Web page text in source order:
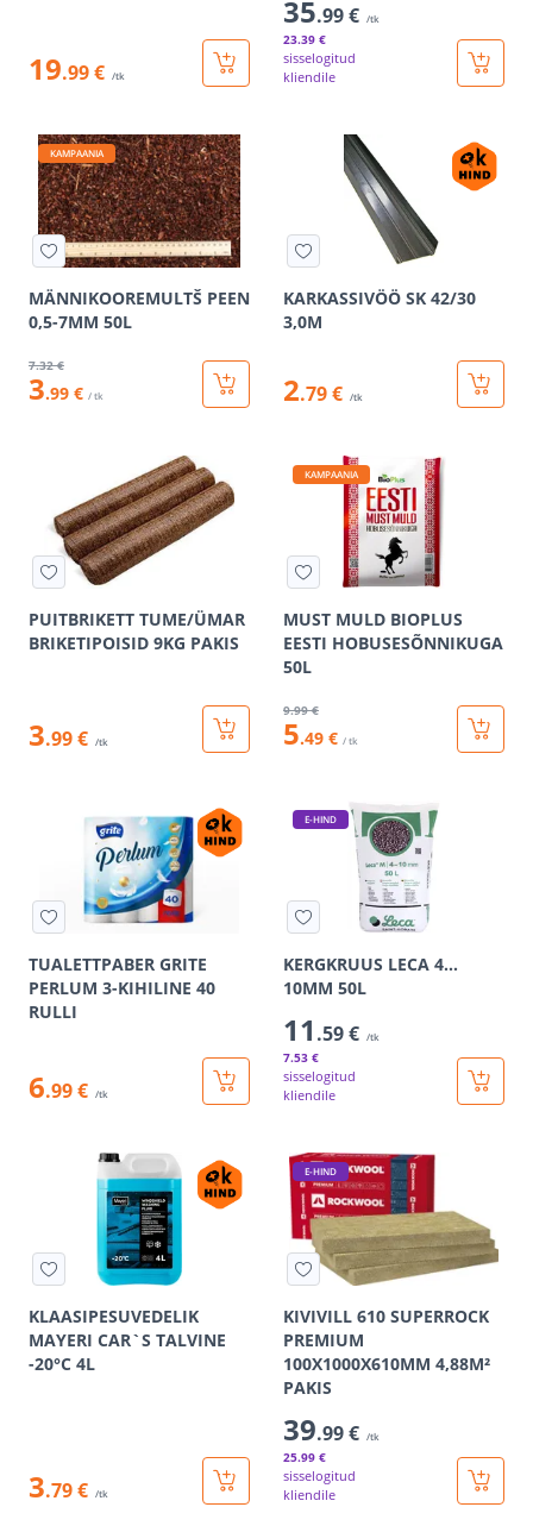
19.99 € /tk
35.99 € /tk
23.39 €
sisselogitud
kliendile
KAMPAANIA
MÄNNIKOOREMULTŠ PEEN
0,5-7MM 50L
7.32 €
3.99 € / tk
KARKASSIVÖÖ SK 42/30
3,0M
2.79 € /tk
PUITBRIKETT TUME/ÜMAR
BRIKETIPOISID 9KG PAKIS
3.99 € /tk
KAMPAANIA
MUST MULD BIOPLUS
EESTI HOBUSESÕNNIKUGA
50L
9.99 €
5.49 € / tk
TUALETTPABER GRITE
PERLUM 3-KIHILINE 40
RULLI
6.99 € /tk
E-HIND
KERGKRUUS LECA 4…
10MM 50L
11 .59 € /tk
7.53 €
sisselogitud
kliendile
KLAASIPESUVEDELIK
MAYERI CAR`S TALVINE
-20°C 4L
3.79 € /tk
E-HIND
KIVIVILL 610 SUPERROCK
PREMIUM
100X1000X610MM 4,88M²
PAKIS
39.99 € /tk
25.99 €
sisselogitud
kliendile